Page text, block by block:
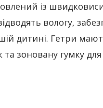
із
вологу,
дитині. Гетри
зоновану гумку